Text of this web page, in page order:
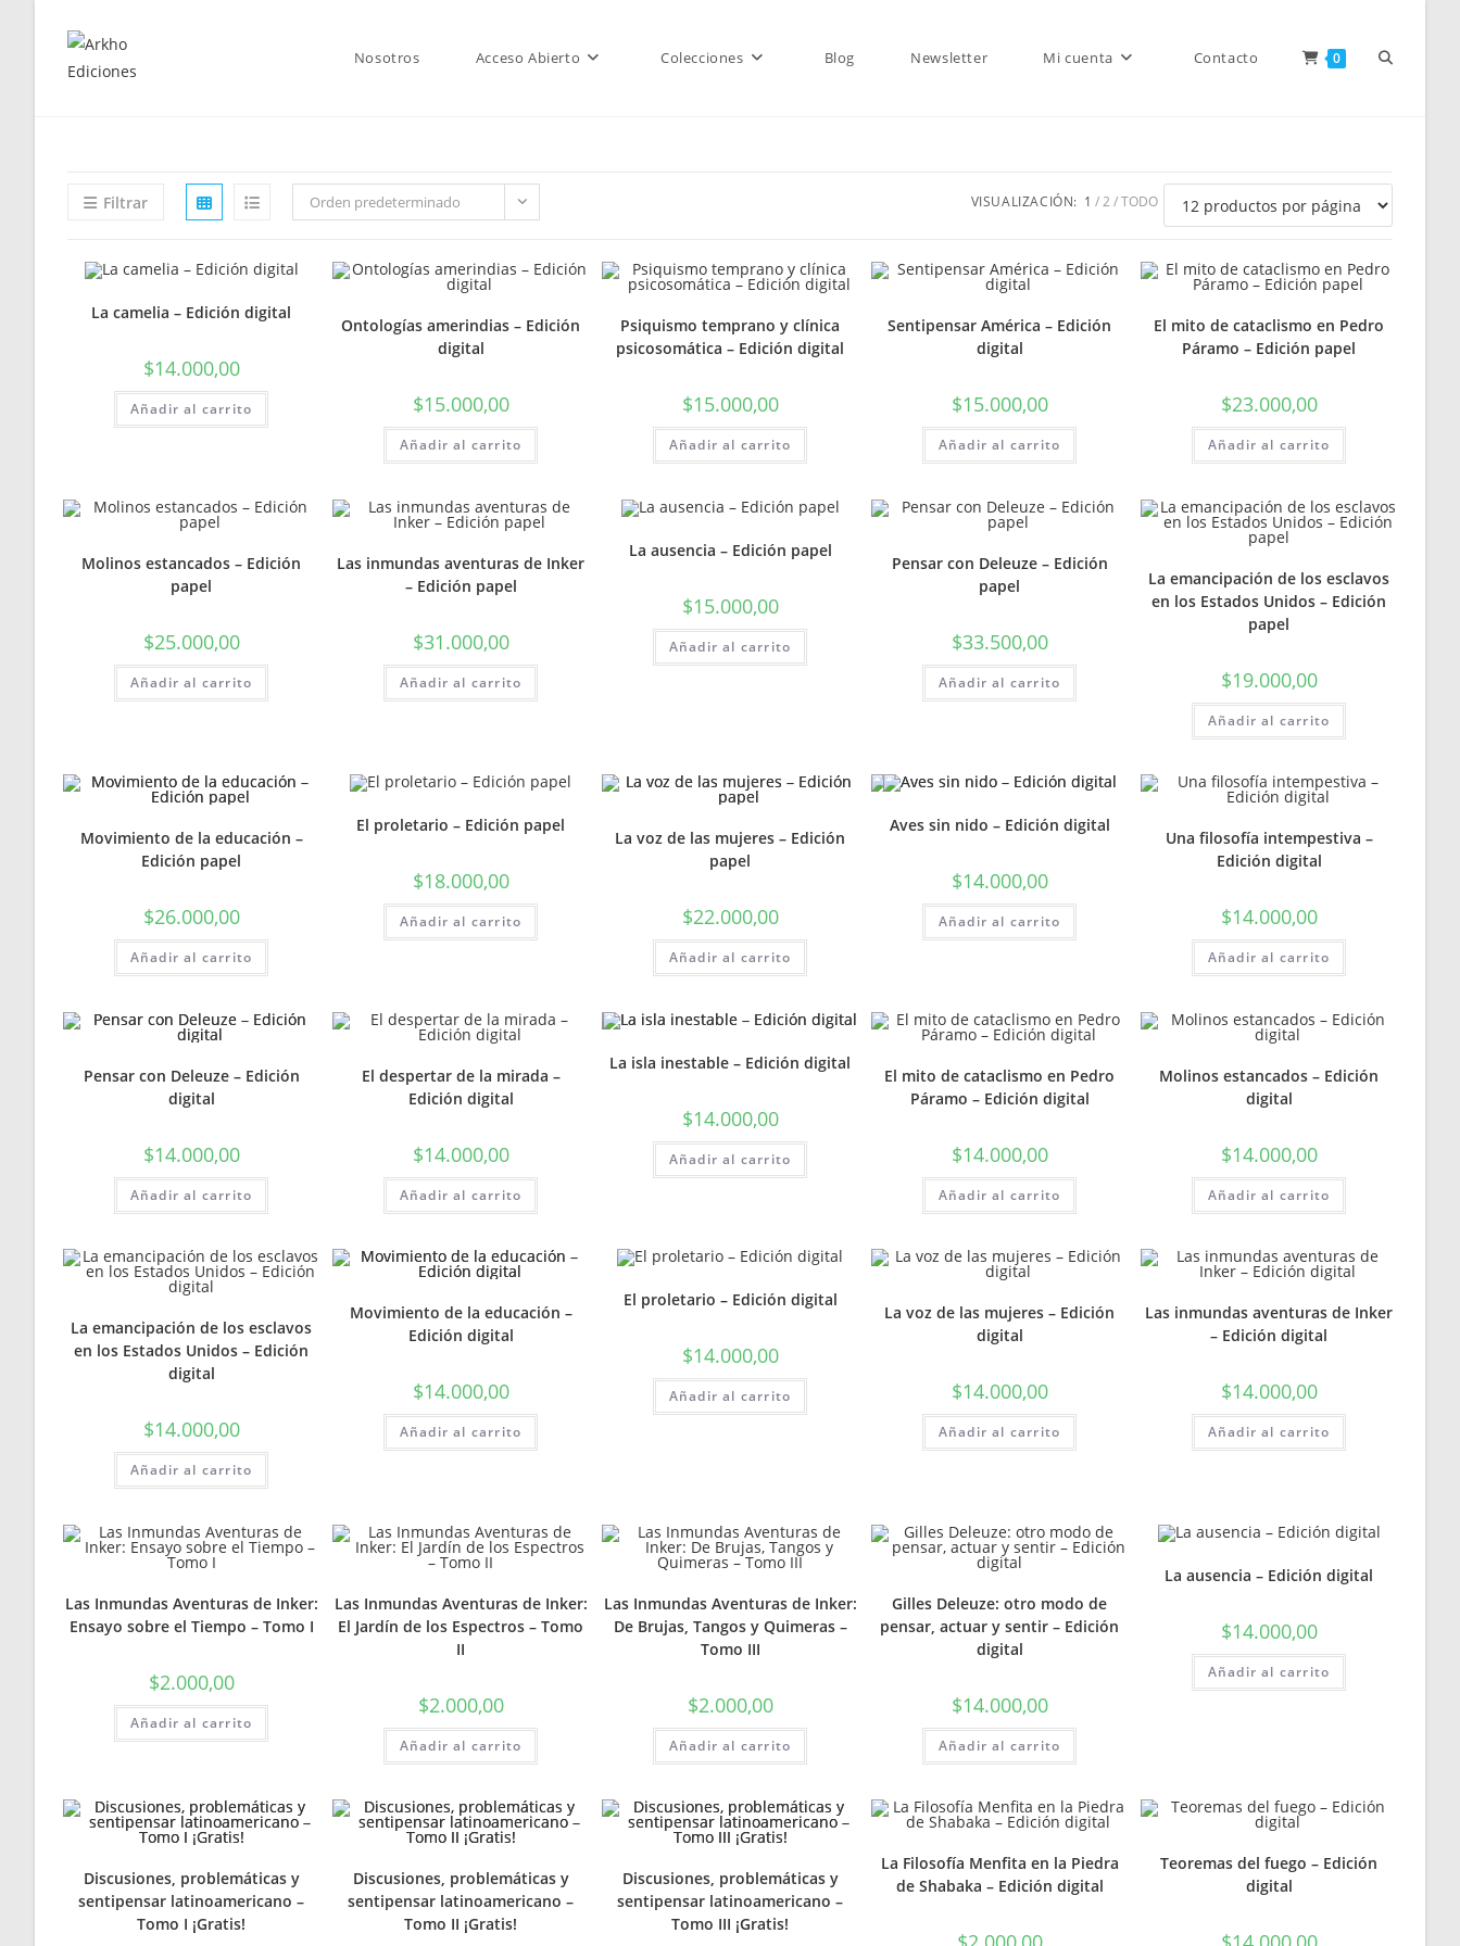
contenido
Nosotros Acceso Abierto Colecciones Blog Newsletter Mi cuenta Contacto 0 Alternar
web
Filtrar Orden predeterminado VISUALIZACIÓN: 1 2 TODO
La camelia – Edición digital
$14.000,00
Añadir al carrito
Ontologías amerindias – Edición
digital
$15.000,00
Añadir al carrito
Psiquismo temprano y clínica
psicosomática – Edición digital
$15.000,00
Añadir al carrito
Sentipensar América – Edición
digital
$15.000,00
Añadir al carrito
El mito de cataclismo en Pedro
Páramo – Edición papel
$23.000,00
Añadir al carrito
Molinos estancados – Edición
papel
$25.000,00
Añadir al carrito
Las inmundas aventuras de Inker
– Edición papel
$31.000,00
Añadir al carrito
La ausencia – Edición papel
$15.000,00
Añadir al carrito
Pensar con Deleuze – Edición
papel
$33.500,00
Añadir al carrito
La emancipación de los esclavos
en los Estados Unidos – Edición
papel
$19.000,00
Añadir al carrito
Movimiento de la educación –
Edición papel
$26.000,00
Añadir al carrito
El proletario – Edición papel
$18.000,00
Añadir al carrito
La voz de las mujeres – Edición
papel
$22.000,00
Añadir al carrito
Aves sin nido – Edición digital
$14.000,00
Añadir al carrito
Una filosofía intempestiva –
Edición digital
$14.000,00
Añadir al carrito
Pensar con Deleuze – Edición
digital
$14.000,00
Añadir al carrito
El despertar de la mirada –
Edición digital
$14.000,00
Añadir al carrito
La isla inestable – Edición digital
$14.000,00
Añadir al carrito
El mito de cataclismo en Pedro
Páramo – Edición digital
$14.000,00
Añadir al carrito
Molinos estancados – Edición
digital
$14.000,00
Añadir al carrito
La emancipación de los esclavos
en los Estados Unidos – Edición
digital
$14.000,00
Añadir al carrito
Movimiento de la educación –
Edición digital
$14.000,00
Añadir al carrito
El proletario – Edición digital
$14.000,00
Añadir al carrito
La voz de las mujeres – Edición
digital
$14.000,00
Añadir al carrito
Las inmundas aventuras de Inker
– Edición digital
$14.000,00
Añadir al carrito
Las Inmundas Aventuras de Inker:
Ensayo sobre el Tiempo – Tomo I
$2.000,00
Añadir al carrito
Las Inmundas Aventuras de Inker:
El Jardín de los Espectros – Tomo
II
$2.000,00
Añadir al carrito
Las Inmundas Aventuras de Inker:
De Brujas, Tangos y Quimeras –
Tomo III
$2.000,00
Añadir al carrito
Gilles Deleuze: otro modo de
pensar, actuar y sentir – Edición
digital
$14.000,00
Añadir al carrito
La ausencia – Edición digital
$14.000,00
Añadir al carrito
Discusiones, problemáticas y
sentipensar latinoamericano –
Tomo I ¡Gratis!
Discusiones, problemáticas y
sentipensar latinoamericano –
Tomo II ¡Gratis!
Discusiones, problemáticas y
sentipensar latinoamericano –
Tomo III ¡Gratis!
La Filosofía Menfita en la Piedra
de Shabaka – Edición digital
Teoremas del fuego – Edición
digital